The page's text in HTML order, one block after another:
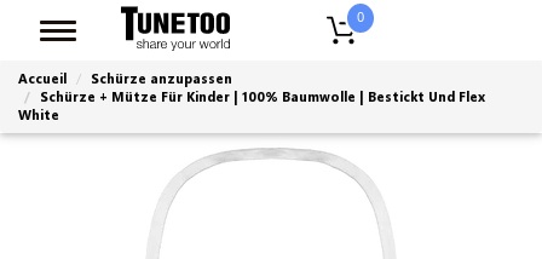
0
Accueil
Schürze anzupassen
Schürze + Mütze Für Kinder | 100% Baumwolle | Bestickt Und Flex
White